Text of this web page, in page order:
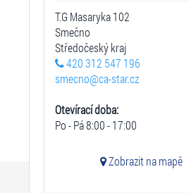
T.G Masaryka 102
Smečno
Středočeský kraj
420 312 547 196
smecno@ca-star.cz
Otevírací doba:
Po - Pá 8:00 - 17:00
Zobrazit na mapě